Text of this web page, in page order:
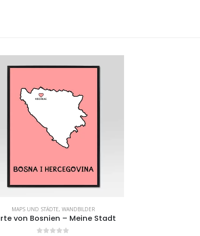
MAPS UND STÄDTE, WANDBILDER
von Bosnien – Meine Stadt